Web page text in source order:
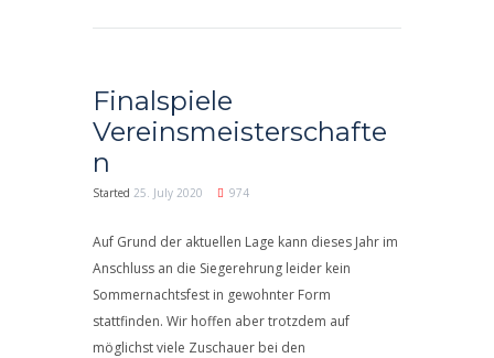
Finalspiele
Vereinsmeisterschafte
n
Started 25. July 2020 974
Auf Grund der aktuellen Lage kann dieses Jahr im
Anschluss an die Siegerehrung leider kein
Sommernachtsfest in gewohnter Form
stattfinden. Wir hoffen aber trotzdem auf
möglichst viele Zuschauer bei den